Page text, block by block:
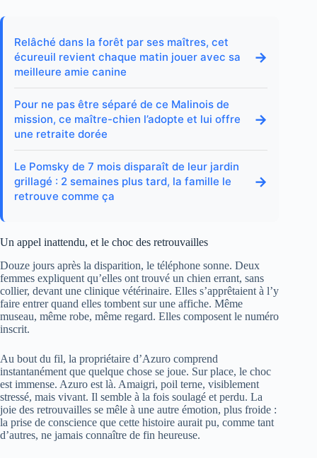
Relâché dans la forêt par ses maîtres, cet
écureuil revient chaque matin jouer avec sa
meilleure amie canine
→
Pour ne pas être séparé de ce Malinois de
mission, ce maître-chien l’adopte et lui offre
une retraite dorée
→
Le Pomsky de 7 mois disparaît de leur jardin
grillagé : 2 semaines plus tard, la famille le
retrouve comme ça
→
Un appel inattendu, et le choc des retrouvailles
Douze jours après la disparition, le téléphone sonne. Deux
femmes expliquent qu’elles ont trouvé un chien errant, sans
collier, devant une clinique vétérinaire. Elles s’apprêtaient à l’y
faire entrer quand elles tombent sur une affiche. Même
museau, même robe, même regard. Elles composent le numéro
inscrit.
Au bout du fil, la propriétaire d’Azuro comprend
instantanément que quelque chose se joue. Sur place, le choc
est immense. Azuro est là. Amaigri, poil terne, visiblement
stressé, mais vivant. Il semble à la fois soulagé et perdu. La
joie des retrouvailles se mêle à une autre émotion, plus froide :
la prise de conscience que cette histoire aurait pu, comme tant
d’autres, ne jamais connaître de fin heureuse.